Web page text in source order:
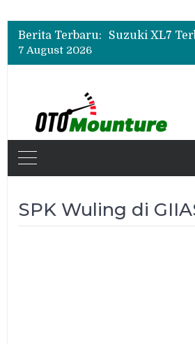
Berita Terbaru:
7 August 2026
SPK Wuling di